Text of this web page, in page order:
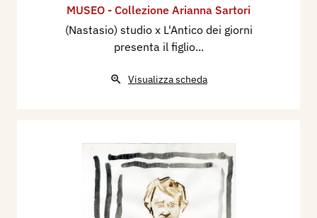
MUSEO - Collezione Arianna Sartori
(Nastasio) studio x L'Antico dei giorni
presenta il figlio...
Visualizza scheda